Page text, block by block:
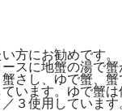
方にお勧めです。
スに地蟹の湯で
さし、ゆで蟹、
います。ゆで蟹
３使用しています